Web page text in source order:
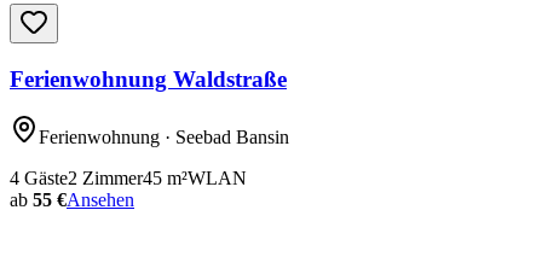
Ferienwohnung Waldstraße
Ferienwohnung · Seebad Bansin
4 Gäste2 Zimmer45 m²WLAN
ab 55 €Ansehen